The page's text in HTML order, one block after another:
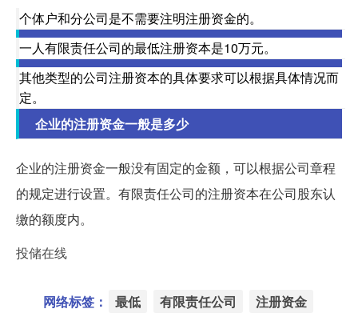
个体户和分公司是不需要注明注册资金的。
一人有限责任公司的最低注册资本是10万元。
其他类型的公司注册资本的具体要求可以根据具体情况而
定。
企业的注册资金一般是多少
企业的注册资金一般没有固定的金额，可以根据公司章程
的规定进行设置。有限责任公司的注册资本在公司股东认
缴的额度内。
投储在线
网络标签： 最低 有限责任公司 注册资金